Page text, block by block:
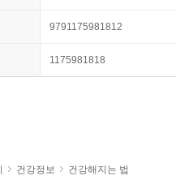
9791175981812
1175981818
건강정보
건강해지는 법